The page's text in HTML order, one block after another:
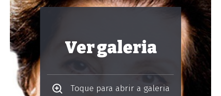
Ver galeria
Toque para abrir a galeria